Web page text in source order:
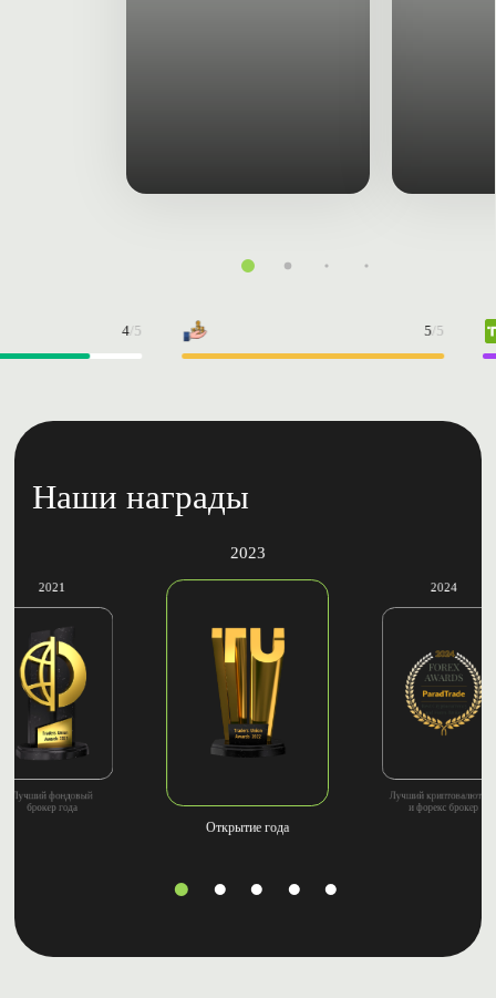
Наши награды
2021
Лучший фондовый
брокер года
2023
Открытие года
2024
Лучший
и форекс брокер